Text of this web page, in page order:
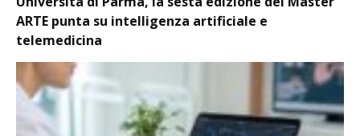
ARTE punta su intelligenza artificiale e
telemedicina